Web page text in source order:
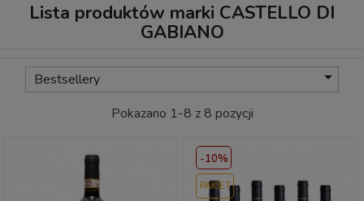
Lista produktów marki CASTELLO DI
GABIANO
Bestsellery 
Pokazano 1-8 z 8 pozycji
-10%
PAKIET